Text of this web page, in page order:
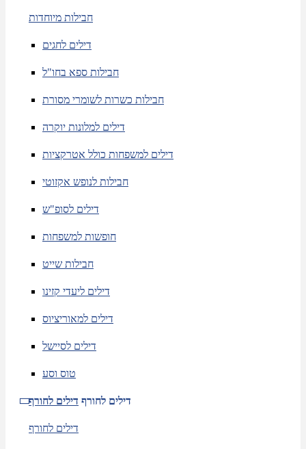
חבילות מיוחדות
דילים לחגים
חבילות ספא בחו"ל
חבילות כשרות לשומרי מסורת
דילים למלונות יוקרה
דילים למשפחות כולל אטרקציות
חבילות לנופש אקזוטי
דילים לסופ"ש
חופשות למשפחות
חבילות שייט
דילים ליעדי קזינו
דילים למאוריציוס
דילים לסיישל
טוס וסע
דילים לחורף דילים לחורף
דילים לחורף